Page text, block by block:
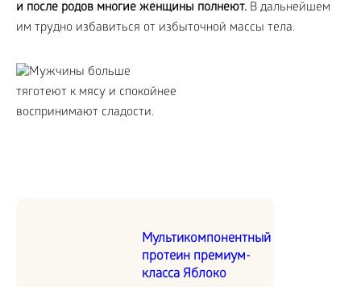
и после родов многие женщины полнеют. В дальнейшем
им трудно избавиться от избыточной массы тела.
Мультикомпонентный
протеин премиум-
класса Яблоко